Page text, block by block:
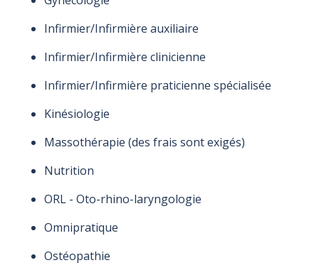
Infirmier/Infirmière auxiliaire
Infirmier/Infirmière clinicienne
Infirmier/Infirmière praticienne spécialisée
Kinésiologie
Massothérapie (des frais sont exigés)
Nutrition
ORL - Oto-rhino-laryngologie
Omnipratique
Ostéopathie